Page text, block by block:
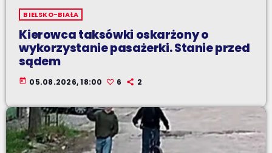
BIELSKO-BIAŁA
Kierowca taksówki oskarżony o
wykorzystanie pasażerki. Stanie przed
sądem
today 05.08.2026, 18:00 6 2